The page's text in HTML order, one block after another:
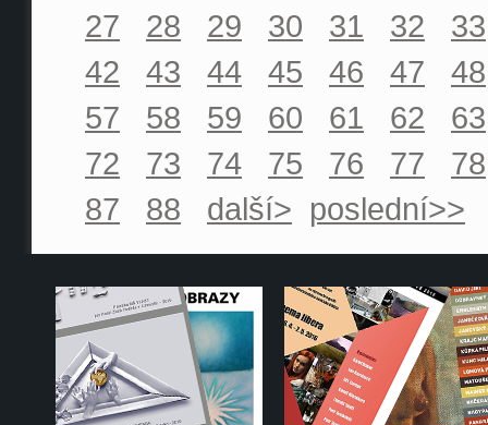
27
28 29 30 31 32
33
42
43 44 45 46 47
48
57
58 59 60 61 62
63
72
73 74 75 76 77
78
87
88 další> poslední>>